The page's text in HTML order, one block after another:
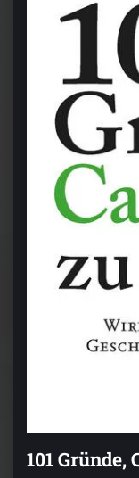
101